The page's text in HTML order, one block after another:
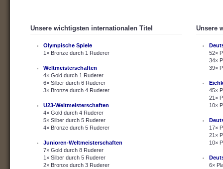
Unsere wichtigsten internationalen Titel
Olympische Spiele
1× Bronze durch 1 Ruderer
Weltmeisterschaften
4× Gold durch 1 Ruderer
6× Silber durch 6 Ruderer
3× Bronze durch 4 Ruderer
U23-Weltmeisterschaften
4× Gold durch 4 Ruderer
5× Silber durch 5 Ruderer
4× Bronze durch 5 Ruderer
Junioren-Weltmeisterschaften
7× Gold durch 8 Ruderer
1× Silber durch 5 Ruderer
2× Bronze durch 3 Ruderer
Unsere
52×
34×
39×
45×
21×
10×
17×
21×
10×
6×